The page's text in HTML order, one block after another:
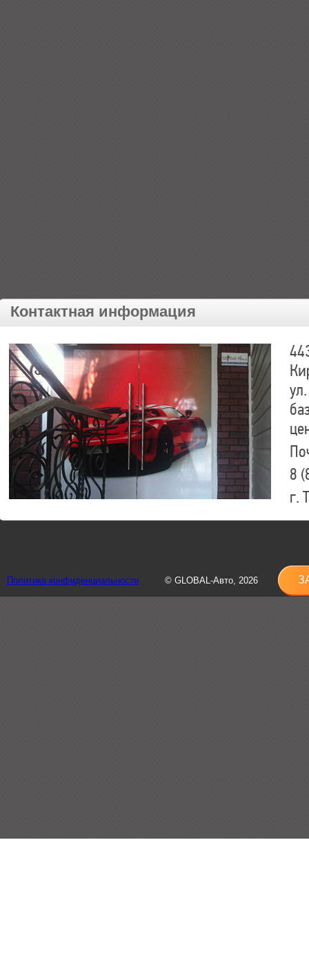
Контактная информация
8
г.
8
Политика конфиденциальности © GLOBAL-Авто, 2026